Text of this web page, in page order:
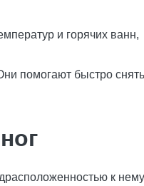
и горячих ванн,
помогают быстро снять
к